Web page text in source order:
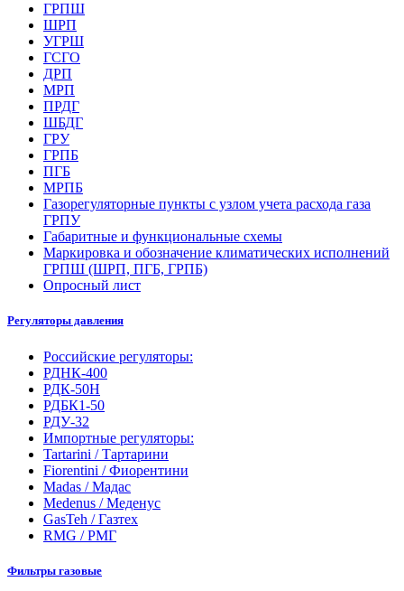
ГРПШ
ШРП
УГРШ
ГСГО
ДРП
МРП
ПРДГ
ШБДГ
ГРУ
ГРПБ
ПГБ
МРПБ
Газорегуляторные пункты с узлом учета расхода газа
ГРПУ
Габаритные и функциональные схемы
Маркировка и обозначение климатических исполнений
ГРПШ (ШРП, ПГБ, ГРПБ)
Опросный лист
Регуляторы давления
Российские регуляторы:
РДНК-400
РДК-50Н
РДБК1-50
РДУ-32
Импортные регуляторы:
Tartarini / Тартарини
Fiorentini / Фиорентини
Madas / Мадас
Medenus / Меденус
GasTeh / Газтех
RMG / РМГ
Фильтры газовые